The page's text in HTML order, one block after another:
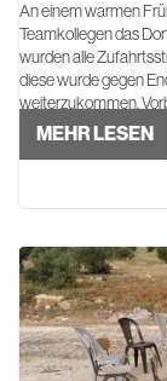
An einem warmen
Teamkollegen das
wurden alle
diese wurde gegen
weiterzukommen.
MEHR LESEN